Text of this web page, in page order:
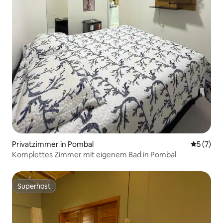
Privatzimmer in Pombal
5 (7)
Komplettes Zimmer mit eigenem Bad in Pombal
Superhost
Superhost